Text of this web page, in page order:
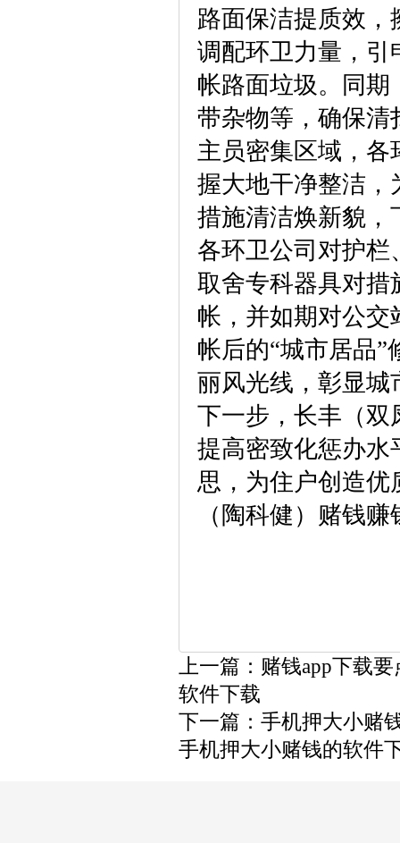
路面保洁提质效，
调配环卫力量，引
帐路面垃圾。同
带杂物等，确保清
主员密集区域，各
握大地干净整洁，
措施清洁焕新貌，
各环卫公司对护栏
取舍专科器具对措
帐，并如期对公
帐后的“城市居品
丽风光线，彰显城
下一步，长丰（双
提高密致化惩办水
思，为住户创造优
（陶科健）赌钱
上一篇： 赌钱app下载
软件下载
下一篇： 手机押大小赌
手机押大小赌钱的软件